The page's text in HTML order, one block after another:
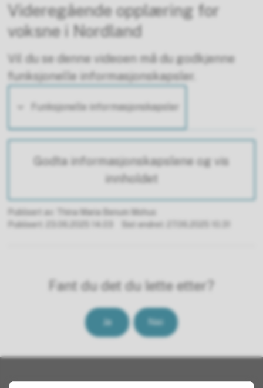
Videregående opplæring for
voksne i Nordland
Vil du se denne videoen må du godkjenne
funksjonelle informasjonskapsler.
Funksjonelle informasjonskapsler
Godta informasjonskapslene og vis
innholdet
Publisert av
Thina Maria Benum Mohus
Publisert
Sist endret
Fant du det du lette etter?
Ja Nei